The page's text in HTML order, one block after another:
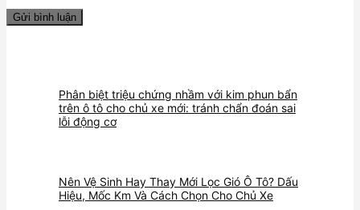
Phân biệt triệu chứng nhầm với kim phun bẩn
trên ô tô cho chủ xe mới: tránh chẩn đoán sai
lỗi động cơ
Nên Vệ Sinh Hay Thay Mới Lọc Gió Ô Tô? Dấu
Hiệu, Mốc Km Và Cách Chọn Cho Chủ Xe